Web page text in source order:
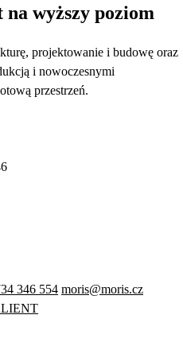
wyższy poziom
projektowanie i budowę oraz
i nowoczesnymi
przestrzeń.
346 554 moris@moris.cz